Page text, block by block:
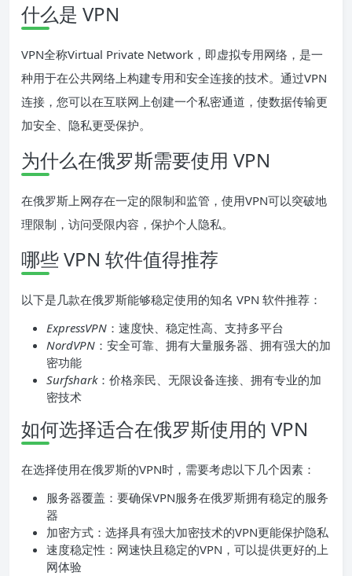
什么是 VPN
VPN全称Virtual Private Network，即虚拟专用网络，是一
种用于在公共网络上构建专用和安全连接的技术。通过VPN
连接，您可以在互联网上创建一个私密通道，使数据传输更
加安全、隐私更受保护。
为什么在俄罗斯需要使用 VPN
在俄罗斯上网存在一定的限制和监管，使用VPN可以突破地
理限制，访问受限内容，保护个人隐私。
哪些 VPN 软件值得推荐
以下是几款在俄罗斯能够稳定使用的知名 VPN 软件推荐：
ExpressVPN ：速度快、稳定性高、支持多平台
NordVPN ：安全可靠、拥有大量服务器、拥有强大的加
密功能
Surfshark：价格亲民、无限设备连接、拥有专业的加
密技术
如何选择适合在俄罗斯使用的 VPN
在选择使用在俄罗斯的VPN时，需要考虑以下几个因素：
服务器覆盖：要确保VPN服务在俄罗斯拥有稳定的服务
器
加密方式：选择具有强大加密技术的VPN更能保护隐私
速度稳定性：网速快且稳定的VPN，可以提供更好的上
网体验